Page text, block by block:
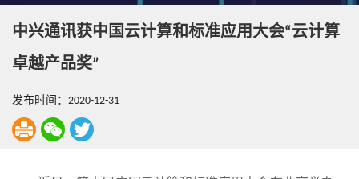
中兴通讯获中国云计算和标准应用大会“云计算
卓越产品奖”
发布时间：2020-12-31